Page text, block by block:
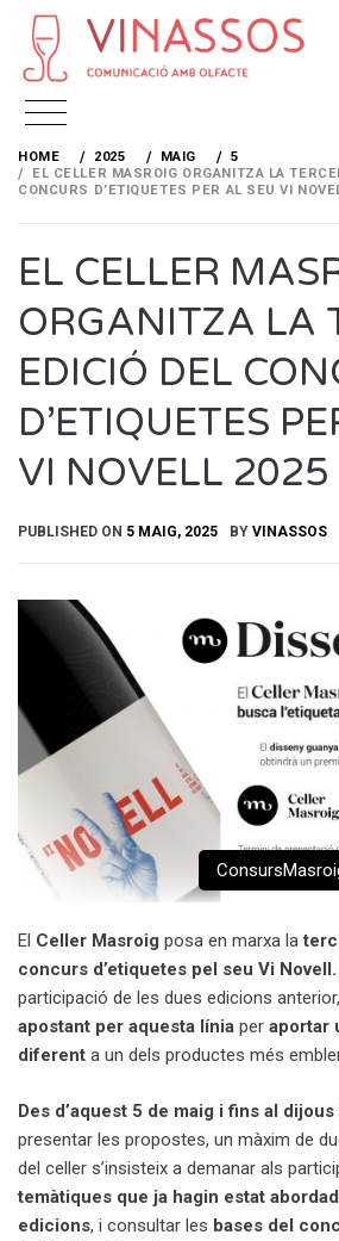
Skip
content
HOME 2025 MAIG
5
EL CELLER MASROIG ORGANITZA LA
CONCURS D’ETIQUETES PER AL SEU VI
EL CELLER
ORGANITZA LA
EDICIÓ DEL
D’ETIQUETES
VI NOVELL 2025
PUBLISHED ON 5 MAIG, 2025 BY VINASSOS
El Celler Masroig posa en marxa la
concurs d’etiquetes pel seu Vi Novell.
participació de les dues edicions
apostant per aquesta línia per aportar
diferent a un dels productes més
Des d’aquest 5 de maig i fins al
presentar les propostes, un màxim de
del celler s’insisteix a demanar als
temàtiques que ja hagin estat
edicions, i consultar les bases del